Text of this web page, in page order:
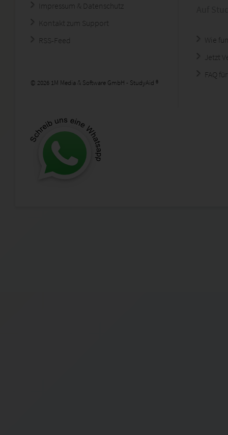
Impressum & Datenschutz
Kontakt zum Support
RSS-Feed
© 2026 1M Media & Software GmbH - StudyAid ®
Wie
Jetzt
FAQ